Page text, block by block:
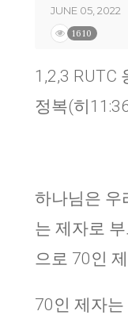
JUNE 05, 2022
1610
1,2,3 RUTC
정복(히
하나님은 우
는 제자로
으로 70인
70인 제자